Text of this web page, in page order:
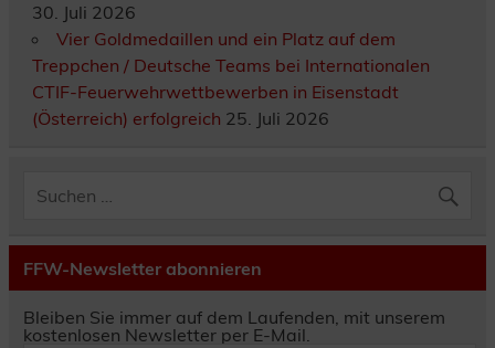
30. Juli 2026
Vier Goldmedaillen und ein Platz auf dem
Treppchen / Deutsche Teams bei Internationalen
CTIF-Feuerwehrwettbewerben in Eisenstadt
(Österreich) erfolgreich 25. Juli 2026
FFW-Newsletter abonnieren
Bleiben Sie immer auf dem Laufenden, mit unserem
kostenlosen Newsletter per E-Mail.